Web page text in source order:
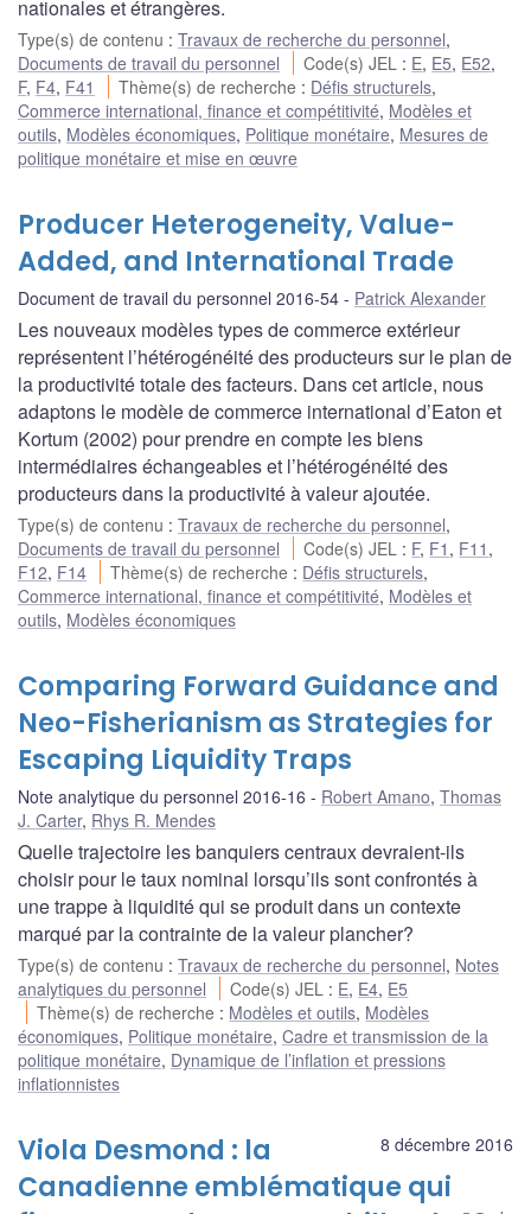
nationales et étrangères.
Type(s) de contenu : Travaux de recherche du personnel,
Documents de travail du personnel
Code(s) JEL : E, E5, E52,
F, F4, F41 Thème(s) de recherche : Défis structurels,
Commerce international, finance et compétitivité, Modèles et
outils, Modèles économiques, Politique monétaire, Mesures de
politique monétaire et mise en œuvre
Producer Heterogeneity, Value-
Added, and International Trade
Document de travail du personnel 2016-54 Patrick Alexander
Les nouveaux modèles types de commerce extérieur
représentent l’hétérogénéité des producteurs sur le plan de
la productivité totale des facteurs. Dans cet article, nous
adaptons le modèle de commerce international d’Eaton et
Kortum (2002) pour prendre en compte les biens
intermédiaires échangeables et l’hétérogénéité des
producteurs dans la productivité à valeur ajoutée.
Type(s) de contenu : Travaux de recherche du personnel,
Documents de travail du personnel
Code(s) JEL : F, F1 , F11 ,
F12, F14 Thème(s) de recherche : Défis structurels,
Commerce international, finance et compétitivité, Modèles et
outils, Modèles économiques
Comparing Forward Guidance and
Neo-Fisherianism as Strategies for
Escaping Liquidity Traps
Note analytique du personnel 2016-16 Robert Amano, Thomas
J. Carter, Rhys R. Mendes
Quelle trajectoire les banquiers centraux devraient-ils
choisir pour le taux nominal lorsqu’ils sont confrontés à
une trappe à liquidité qui se produit dans un contexte
marqué par la contrainte de la valeur plancher?
Type(s) de contenu : Travaux de recherche du personnel, Notes
analytiques du personnel
Code(s) JEL : E, E4, E5
Thème(s) de recherche : Modèles et outils, Modèles
économiques, Politique monétaire, Cadre et transmission de la
politique monétaire, Dynamique de l’inflation et pressions
inflationnistes
8 décembre 2016
Viola Desmond : la
Canadienne emblématique qui